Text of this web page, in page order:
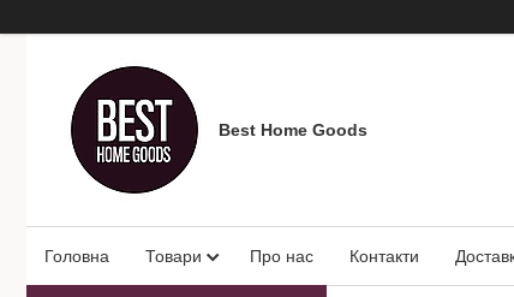
Best Home Goods
Головна Товари Про нас Контакти